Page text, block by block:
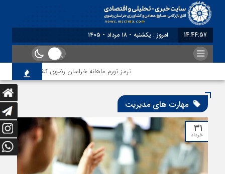
14:44:57 امروز : یکشنبه - ۱۸ مرداد - ۱۴۰۵
ترمز تورم ماهانه خراسان رضوی کشیده شد؛ فشار
مهارت های مدیریت
۳۱
خرداد